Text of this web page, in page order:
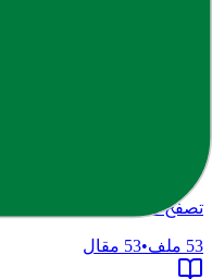
تصفح محتوى المادة
53 ملف•
53 مقال